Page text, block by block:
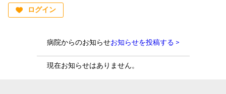
ログイン
病院からのお知らせお知らせを投稿する >
現在お知らせはありません。